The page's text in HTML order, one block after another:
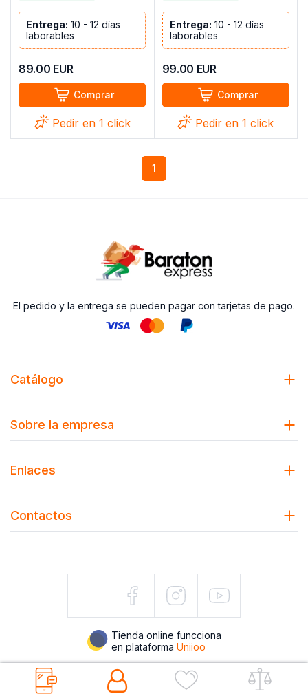
Entrega: 10 - 12 días
laborables
89.00 EUR
Comprar
Pedir en 1 click
Entrega: 10 - 12 días
laborables
99.00 EUR
Comprar
Pedir en 1 click
1
El pedido y la entrega se pueden pagar con tarjetas de pago.
Catálogo
Sobre la empresa
Enlaces
Contactos
Tienda online funcciona
en plataforma Uniioo